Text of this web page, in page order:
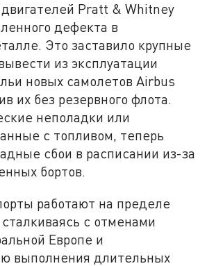
Pratt & Whitney
дефекта в
Это заставило крупные
из эксплуатации
новых самолетов Airbus
их без резервного флота.
неполадки или
с топливом, теперь
сбои в расписании из-за
бортов.
работают на пределе
с отменами
Европе и
выполнения длительных